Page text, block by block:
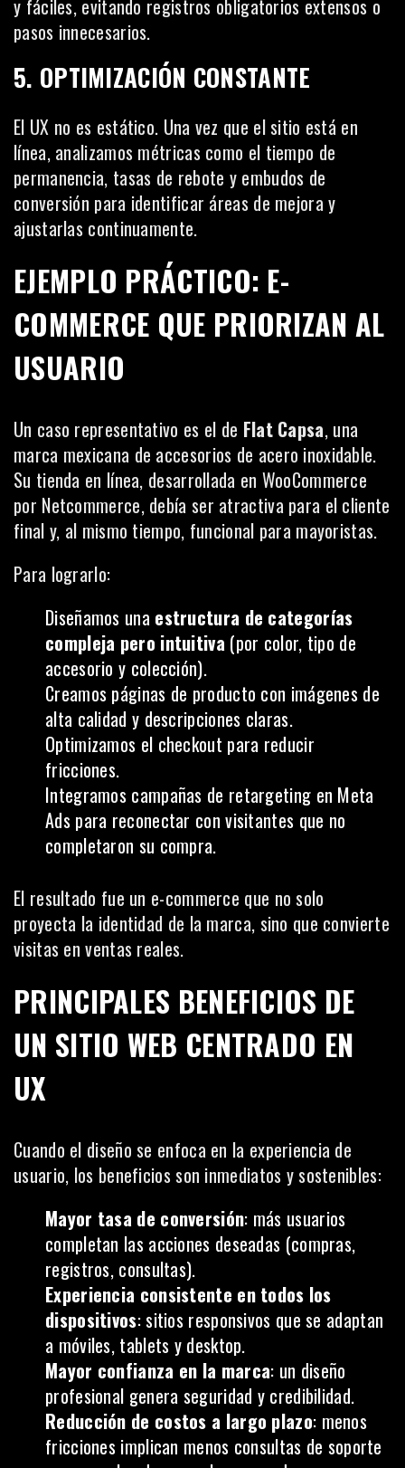
y fáciles, evitando registros obligatorios extensos o
pasos innecesarios.
5. OPTIMIZACIÓN CONSTANTE
El UX no es estático. Una vez que el sitio está en
línea, analizamos métricas como el tiempo de
permanencia, tasas de rebote y embudos de
conversión para identificar áreas de mejora y
ajustarlas continuamente.
EJEMPLO PRÁCTICO: E-
COMMERCE QUE PRIORIZAN AL
USUARIO
Un caso representativo es el de Flat Capsa, una
marca mexicana de accesorios de acero inoxidable.
Su tienda en línea, desarrollada en WooCommerce
por Netcommerce, debía ser atractiva para el cliente
final y, al mismo tiempo, funcional para mayoristas.
Para lograrlo:
Diseñamos una estructura de categorías
compleja pero intuitiva(por color, tipo de
accesorio y colección).
Creamos páginas de producto con imágenes de
alta calidad y descripciones claras.
Optimizamos el checkout para reducir
fricciones.
Integramos campañas de retargeting en Meta
Ads para reconectar con visitantes que no
completaron su compra.
El resultado fue un e-commerce que no solo
proyecta la identidad de la marca, sino que convierte
visitas en ventas reales.
PRINCIPALES BENEFICIOS DE
UN SITIO WEB CENTRADO EN
UX
Cuando el diseño se enfoca en la experiencia de
usuario, los beneficios son inmediatos y sostenibles:
Mayor tasa de conversión: más usuarios
completan las acciones deseadas (compras,
registros, consultas).
Experiencia consistente en todos los
dispositivos: sitios responsivos que se adaptan
a móviles, tablets y desktop.
Mayor confianza en la marca: un diseño
profesional genera seguridad y credibilidad.
Reducción de costos a largo plazo: menos
fricciones implican menos consultas de soporte